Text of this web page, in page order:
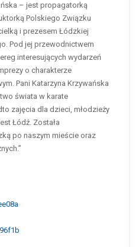
– jest propagatorką
Polskiego Związku
i prezesem Łódzkiej
Pod jej przewodnictwem
interesujących wydarzeń
o charakterze
Pani Katarzyna Krzywańska
świata w karate
zajęcia dla dzieci, młodzieży
Łódź. Została
po naszym mieście oraz